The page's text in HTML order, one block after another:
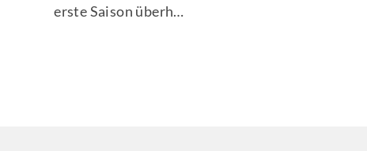
erste Saison überh…